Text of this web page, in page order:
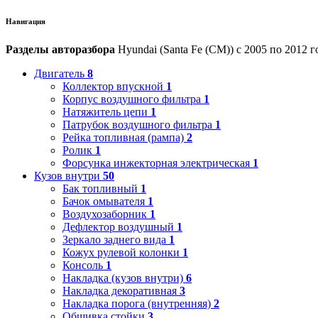
Навигация
Разделы авторазбора Hyundai (Santa Fe (CM)) с 2005 по 2012
Двигатель 8
Коллектор впускной 1
Корпус воздушного фильтра 1
Натяжитель цепи 1
Патрубок воздушного фильтра 1
Рейка топливная (рампа) 2
Ролик 1
Форсунка инжекторная электрическая 1
Кузов внутри 50
Бак топливный 1
Бачок омывателя 1
Воздухозаборник 1
Дефлектор воздушный 1
Зеркало заднего вида 1
Кожух рулевой колонки 1
Консоль 1
Накладка (кузов внутри) 6
Накладка декоративная 3
Накладка порога (внутренняя) 2